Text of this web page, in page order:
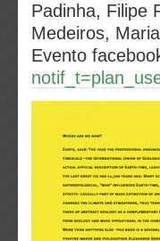
Padinha, Filipe
Medeiros,
Evento